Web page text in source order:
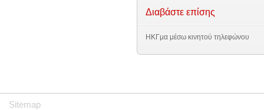
Διαβάστε επίσης
ΗΚΓμα μέσω κινητού τηλεφώνου
Sitemap